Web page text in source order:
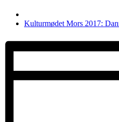
Kulturmødet Mors 2017: